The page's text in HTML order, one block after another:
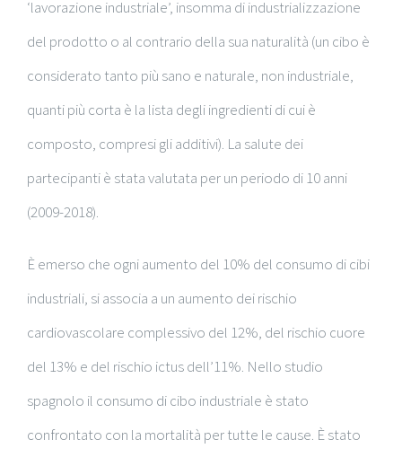
‘lavorazione industriale’, insomma di industrializzazione
del prodotto o al contrario della sua naturalità (un cibo è
considerato tanto più sano e naturale, non industriale,
quanti più corta è la lista degli ingredienti di cui è
composto, compresi gli additivi). La salute dei
partecipanti è stata valutata per un periodo di 10 anni
(2009-2018).
È emerso che ogni aumento del 10% del consumo di cibi
industriali, si associa a un aumento dei rischio
cardiovascolare complessivo del 12%, del rischio cuore
del 13% e del rischio ictus dell’11%. Nello studio
spagnolo il consumo di cibo industriale è stato
confrontato con la mortalità per tutte le cause. È stato